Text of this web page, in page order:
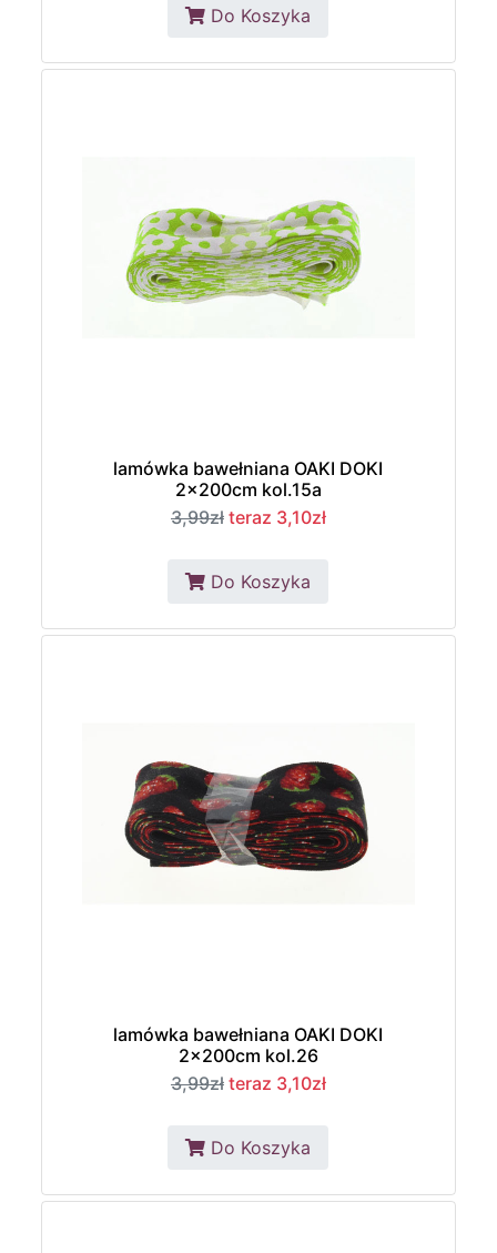
Do Koszyka
lamówka bawełniana OAKI DOKI
2x200cm kol.15a
3,99zł teraz 3,10zł
Do Koszyka
lamówka bawełniana OAKI DOKI
2x200cm kol.26
3,99zł teraz 3,10zł
Do Koszyka